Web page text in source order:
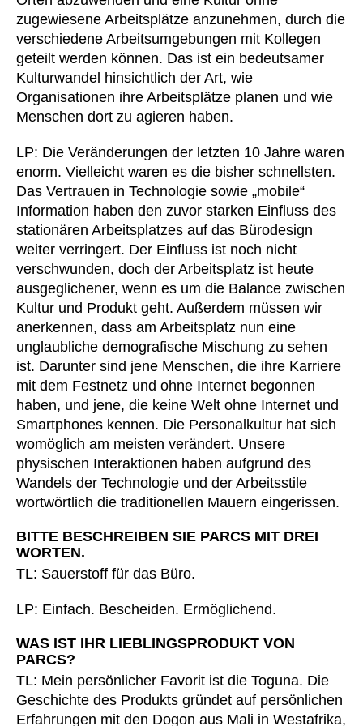
zugewiesene Arbeitsplätze anzunehmen, durch die
verschiedene Arbeitsumgebungen mit Kollegen
geteilt werden können. Das ist ein bedeutsamer
Kulturwandel hinsichtlich der Art, wie
Organisationen ihre Arbeitsplätze planen und wie
Menschen dort zu agieren haben.
LP: Die Veränderungen der letzten 10 Jahre waren
enorm. Vielleicht waren es die bisher schnellsten.
Das Vertrauen in Technologie sowie „mobile“
Information haben den zuvor starken Einfluss des
stationären Arbeitsplatzes auf das Bürodesign
weiter verringert. Der Einfluss ist noch nicht
verschwunden, doch der Arbeitsplatz ist heute
ausgeglichener, wenn es um die Balance zwischen
Kultur und Produkt geht. Außerdem müssen wir
anerkennen, dass am Arbeitsplatz nun eine
unglaubliche demografische Mischung zu sehen
ist. Darunter sind jene Menschen, die ihre Karriere
mit dem Festnetz und ohne Internet begonnen
haben, und jene, die keine Welt ohne Internet und
Smartphones kennen. Die Personalkultur hat sich
womöglich am meisten verändert. Unsere
physischen Interaktionen haben aufgrund des
Wandels der Technologie und der Arbeitsstile
wortwörtlich die traditionellen Mauern eingerissen.
BITTE BESCHREIBEN SIE PARCS MIT DREI
WORTEN.
TL: Sauerstoff für das Büro.
LP: Einfach. Bescheiden. Ermöglichend.
WAS IST IHR LIEBLINGSPRODUKT VON
PARCS?
TL: Mein persönlicher Favorit ist die Toguna. Die
Geschichte des Produkts gründet auf persönlichen
Erfahrungen mit den Dogon aus Mali in Westafrika,